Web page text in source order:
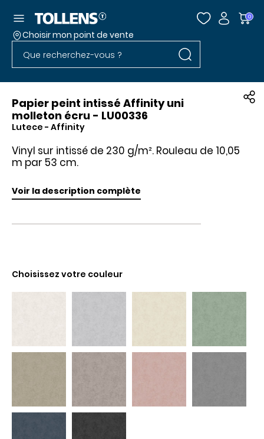
0
Passer la liste des magasins et aller au pied
Choisir mon point de vente
Rechercher dans le site Rechercher
Accéder au menu
Papier peint intissé Affinity uni
molleton écru - LU00336
Lutece - Affinity
Vinyl sur intissé de 230 g/m². Rouleau de 10,05
m par 53 cm.
Voir la description complète
Choisissez votre couleur